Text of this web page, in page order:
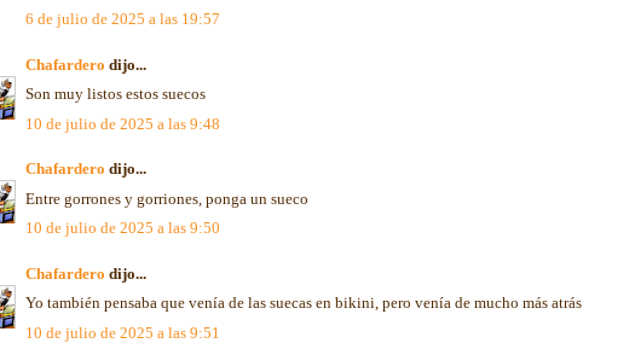
6 de julio de 2025 a las 19:57
Chafardero dijo...
Son muy listos estos suecos
10 de julio de 2025 a las 9:48
Chafardero dijo...
Entre gorrones y gorriones, ponga un sueco
10 de julio de 2025 a las 9:50
Chafardero dijo...
Yo también pensaba que venía de las suecas en bikini, pero venía de mucho más atrás
10 de julio de 2025 a las 9:51